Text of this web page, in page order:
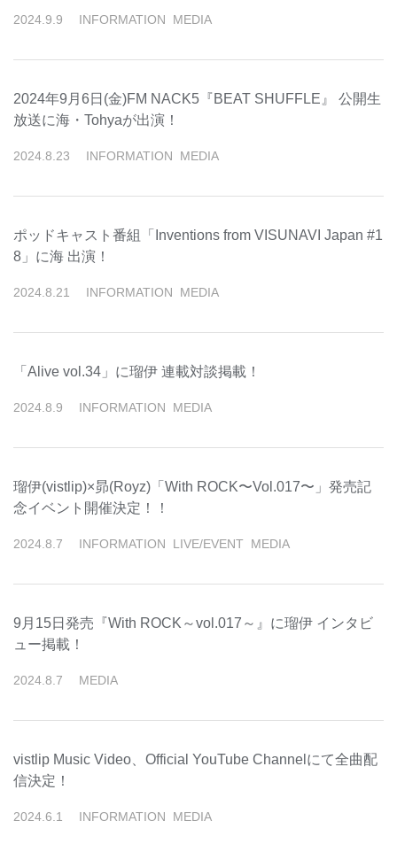
2024 9 9 INFORMATION MEDIA
2024年9月6日(金)FM NACK5『BEAT SHUFFLE』 公開生
放送に海・Tohyaが出演！
2024 8 23 INFORMATION MEDIA
ポッドキャスト番組「Inventions from VISUNAVI Japan #1
8」に海 出演！
2024 8 21 INFORMATION MEDIA
「Alive vol.34」に瑠伊 連載対談掲載！
2024 8 9 INFORMATION MEDIA
瑠伊(vistlip)×昴(Royz)「With ROCK〜Vol.017〜」発売記
念イベント開催決定！！
2024 8 7 INFORMATION LIVE/EVENT MEDIA
9月15日発売『With ROCK～vol.017～』に瑠伊 インタビ
ュー掲載！
2024 8 7 MEDIA
vistlip Music Video、Official YouTube Channelにて全曲配
信決定！
2024 6 1 INFORMATION MEDIA